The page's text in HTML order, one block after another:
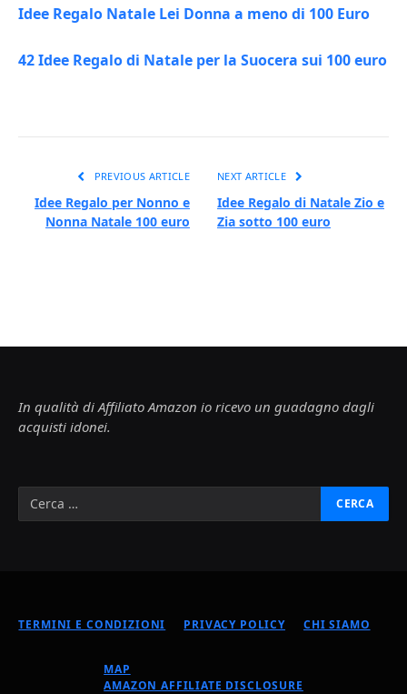
Idee Regalo Natale Lei Donna a meno di 100 Euro
42 Idee Regalo di Natale per la Suocera sui 100 euro
PREVIOUS ARTICLE
Idee Regalo per Nonno e
Nonna Natale 100 euro
NEXT ARTICLE
Idee Regalo di Natale Zio e
Zia sotto 100 euro
In qualità di Affiliato Amazon io ricevo un guadagno dagli
acquisti idonei.
TERMINI E CONDIZIONI PRIVACY POLICY CHI SIAMO
MAP
AMAZON AFFILIATE DISCLOSURE